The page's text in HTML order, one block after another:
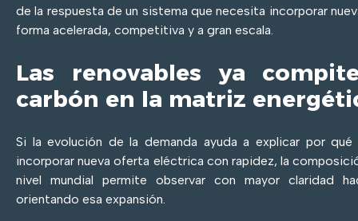
de la respuesta de un sistema que necesita incorporar
forma acelerada, competitiva y a gran escala.
Las renovables ya
carbón en la matriz
Si la evolución de la demanda ayuda a explicar por
incorporar nueva oferta eléctrica con rapidez, la
nivel mundial permite observar con mayor claridad
orientando esa expansión.